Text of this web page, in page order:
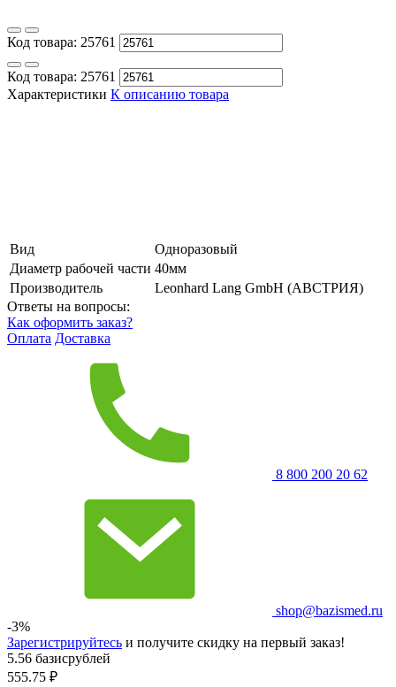
Код товара: 25761
Код товара: 25761
Характеристики К описанию товара
Вид
Одноразовый
Диаметр рабочей части 40мм
Производитель
Leonhard Lang GmbH (АВСТРИЯ)
Ответы на вопросы:
Как оформить заказ?
Оплата Доставка
8 800 200 20 62
shop@bazismed.ru
-3%
Зарегистрируйтесь и получите скидку на первый заказ!
5.56 базисрублей
555.75 ₽